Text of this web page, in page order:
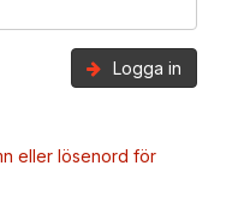
Logga in
eller lösenord för